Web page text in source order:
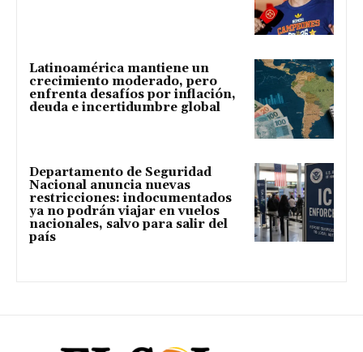
Latinoamérica mantiene un
crecimiento moderado, pero
enfrenta desafíos por inflación,
deuda e incertidumbre global
Departamento de Seguridad
Nacional anuncia nuevas
restricciones: indocumentados
ya no podrán viajar en vuelos
nacionales, salvo para salir del
país